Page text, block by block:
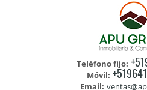
Teléfono fijo:
Móvil:
Email: